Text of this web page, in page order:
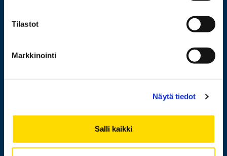
Tilastot
Markkinointi
Näytä tiedot
Salli kaikki
Yhteystiedot
Laskutusosoite
Medialle